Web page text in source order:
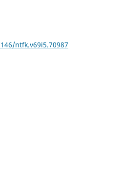
ntfk.v69i5.70987